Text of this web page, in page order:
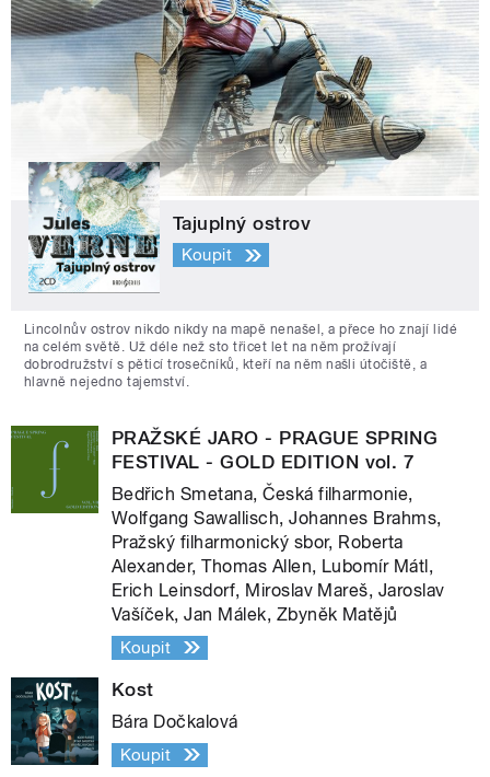
Tajuplný ostrov
Koupit
Lincolnův ostrov nikdo nikdy na mapě nenašel, a přece ho znají lidé
na celém světě. Už déle než sto třicet let na něm prožívají
dobrodružství s pěticí trosečníků, kteří na něm našli útočiště, a
hlavně nejedno tajemství.
PRAŽSKÉ JARO - PRAGUE SPRING
FESTIVAL - GOLD EDITION vol. 7
Bedřich Smetana, Česká filharmonie,
Wolfgang Sawallisch, Johannes Brahms,
Pražský filharmonický sbor, Roberta
Alexander, Thomas Allen, Lubomír Mátl,
Erich Leinsdorf, Miroslav Mareš, Jaroslav
Vašíček, Jan Málek, Zbyněk Matějů
Koupit
Kost
Bára Dočkalová
Koupit